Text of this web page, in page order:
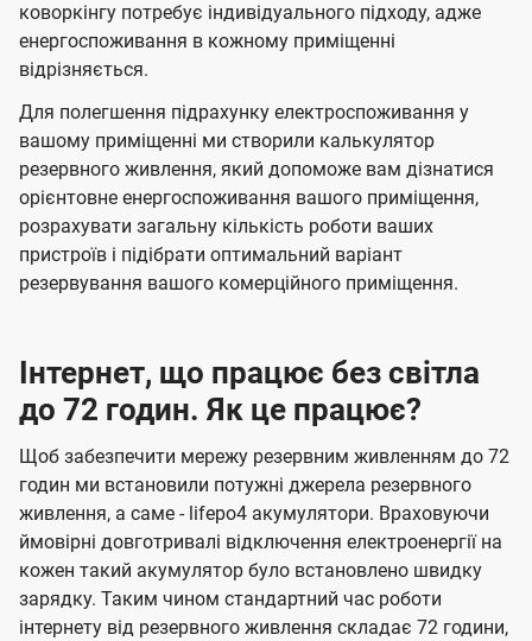
коворкінгу потребує індивідуального підходу, адже
енергоспоживання в кожному приміщенні
відрізняється.
Для полегшення підрахунку електроспоживання у
вашому приміщенні ми створили калькулятор
резервного живлення, який допоможе вам дізнатися
орієнтовне енергоспоживання вашого приміщення,
розрахувати загальну кількість роботи ваших
пристроїв і підібрати оптимальний варіант
резервування вашого комерційного приміщення.
Інтернет, що працює без світла
до 72 годин. Як це працює?
Щоб забезпечити мережу резервним живленням до 72
годин ми встановили потужні джерела резервного
живлення, а саме - lifepo4 акумулятори. Враховуючи
ймовірні довготривалі відключення електроенергії на
кожен такий акумулятор було встановлено швидку
зарядку. Таким чином стандартний час роботи
інтернету від резервного живлення складає 72 години,